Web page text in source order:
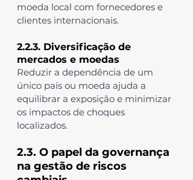
moeda local com fornecedores e
clientes internacionais.
2.2.3. Diversificação de
mercados e moedas
Reduzir a dependência de um
único país ou moeda ajuda a
equilibrar a exposição e minimizar
os impactos de choques
localizados.
2.3. O papel da governança
na gestão de riscos